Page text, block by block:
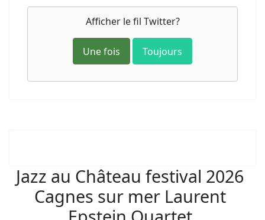
Afficher le fil Twitter?
Une fois Toujours
Jazz au Château festival 2026
Cagnes sur mer Laurent